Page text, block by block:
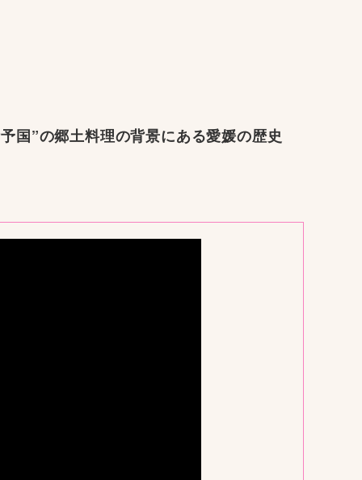
国”の郷土料理の背景にある愛媛の歴史